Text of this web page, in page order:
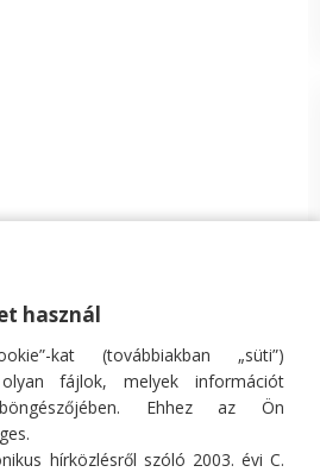
használ
kat (továbbiakban „süti”)
fájlok, melyek információt
Ehhez az Ön
hírközlésről szóló 2003. évi C.